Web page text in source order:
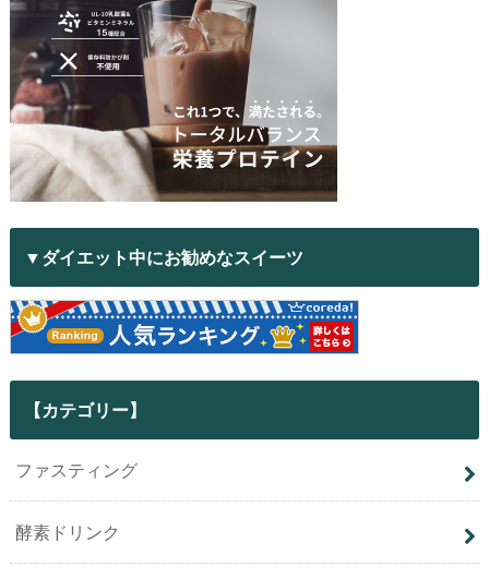
▼ダイエット中にお勧めなスイーツ
【カテゴリー】
ファスティング
酵素ドリンク